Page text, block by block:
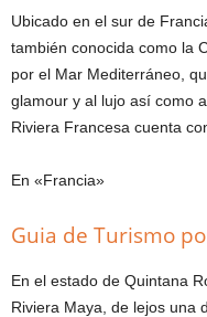
Ubicado en el sur de
también conocida como la
por el Mar Mediterráneo,
glamour y al lujo así como
Riviera Francesa cuenta
En «Francia»
Guia de Turismo
En el estado de Quintana
Riviera Maya, de lejos una